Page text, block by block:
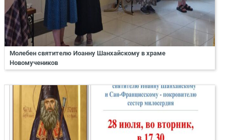
Молебен святителю Иоанну Шанхайскому в храме
Новомучеников